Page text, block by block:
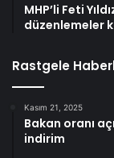
MHP’li Feti
düzenlemeler
Rastgele
Kasım 21, 2025
Bakan oranı
indirim